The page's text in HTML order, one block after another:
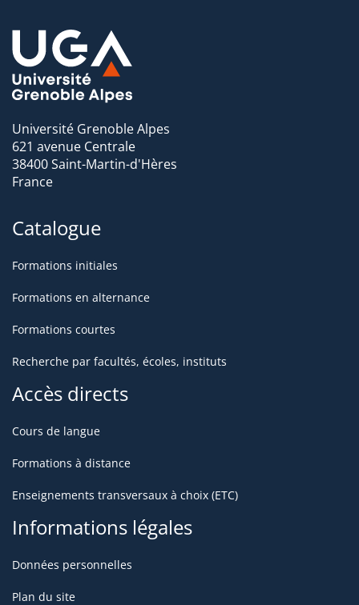
Université Grenoble Alpes
621 avenue Centrale
38400 Saint-Martin-d'Hères
France
Catalogue
Formations initiales
Formations en alternance
Formations courtes
Recherche par facultés, écoles, instituts
Accès directs
Cours de langue
Formations à distance
Enseignements transversaux à choix (ETC)
Informations légales
Données personnelles
Plan du site